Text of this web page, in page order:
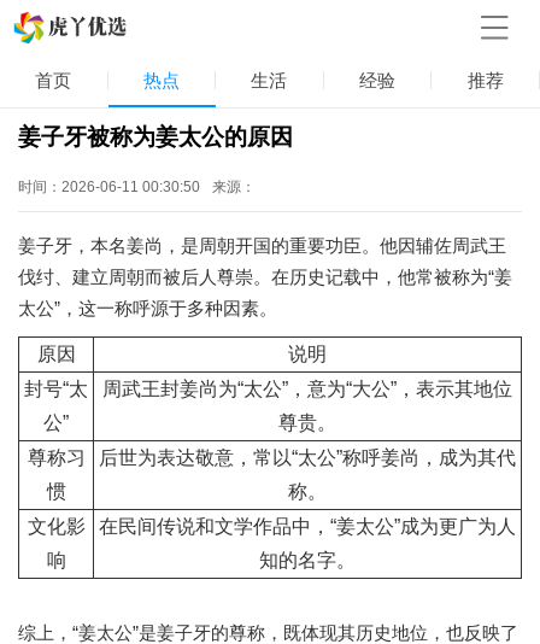
首页 热点 生活 经验 推荐
姜子牙被称为姜太公的原因
时间：2026-06-11 00:30:50 来源：
姜子牙，本名姜尚，是周朝开国的重要功臣。他因辅佐周武王
伐纣、建立周朝而被后人尊崇。在历史记载中，他常被称为“姜
太公”，这一称呼源于多种因素。
原因
说明
封号“太
公”
周武王封姜尚为“太公”，意为“大公”，表示其地位
尊贵。
尊称习
惯
后世为表达敬意，常以“太公”称呼姜尚，成为其代
称。
文化影
响
在民间传说和文学作品中，“姜太公”成为更广为人
知的名字。
综上，“姜太公”是姜子牙的尊称，既体现其历史地位，也反映了